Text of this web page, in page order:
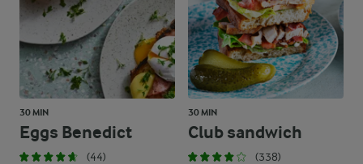
30 MIN
Eggs Benedict
(44)
30 MIN
Club sandwich
(338)